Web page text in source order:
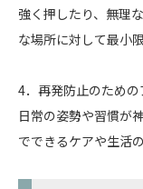
強く押したり、無理
な場所に対して最小
4．再発防止のため
日常の姿勢や習慣が
でできるケアや生活